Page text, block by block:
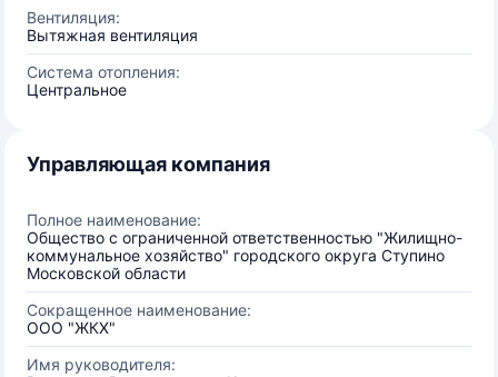
Вентиляция:
Вытяжная вентиляция
Система отопления:
Центральное
Управляющая компания
Полное наименование:
Общество с ограниченной ответственностью "Жилищно-
коммунальное хозяйство" городского округа Ступино
Московской области
Сокращенное наименование:
ООО "ЖКХ"
Имя руководителя: